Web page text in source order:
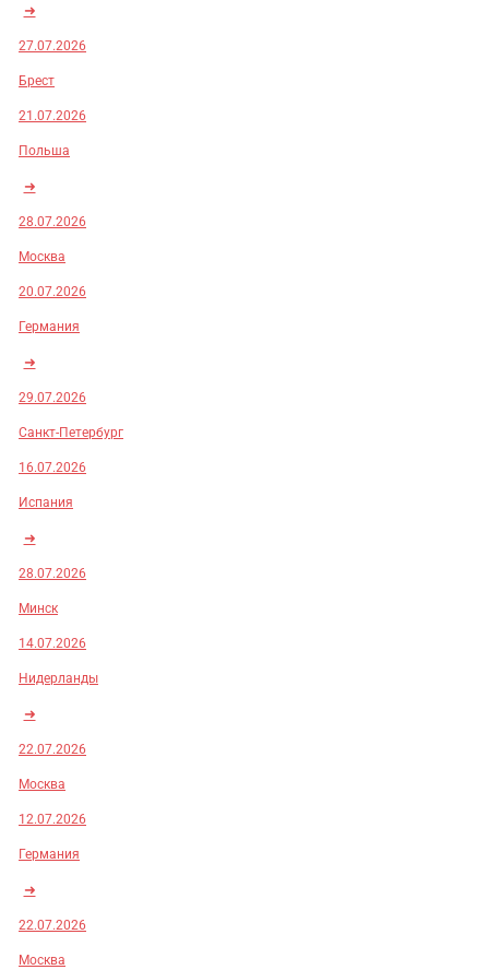
➜
27.07.2026
Брест
21.07.2026
Польша
➜
28.07.2026
Москва
20.07.2026
Германия
➜
29.07.2026
Санкт-Петербург
16.07.2026
Испания
➜
28.07.2026
Минск
14.07.2026
Нидерланды
➜
22.07.2026
Москва
12.07.2026
Германия
➜
22.07.2026
Москва